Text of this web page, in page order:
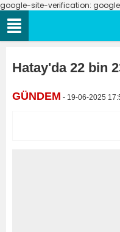
google-site-verification:
Hatay'da 22 bin
GÜNDEM - 19-06-2025